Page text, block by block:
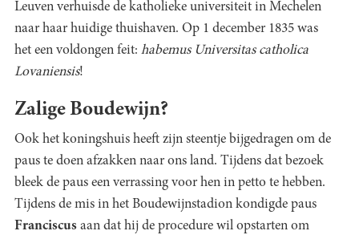
Leuven verhuisde de katholieke universiteit in Mechelen
naar haar huidige thuishaven. Op 1 december 1835 was
het een voldongen feit: habemus Universitas catholica
Lovaniensis!
Zalige Boudewijn?
Ook het koningshuis heeft zijn steentje bijgedragen om de
paus te doen afzakken naar ons land. Tijdens dat bezoek
bleek de paus een verrassing voor hen in petto te hebben.
Tijdens de mis in het Boudewijnstadion kondigde paus
Franciscus aan dat hij de procedure wil opstarten om